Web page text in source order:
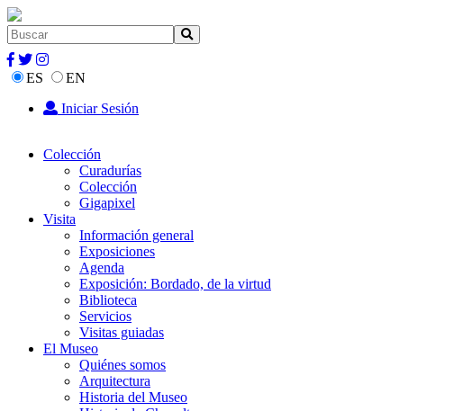
ES
EN
Iniciar Sesión
Colección
Curadurías
Colección
Gigapixel
Visita
Información general
Exposiciones
Agenda
Exposición: Bordado, de la virtud
Biblioteca
Servicios
Visitas guiadas
El Museo
Quiénes somos
Arquitectura
Historia del Museo